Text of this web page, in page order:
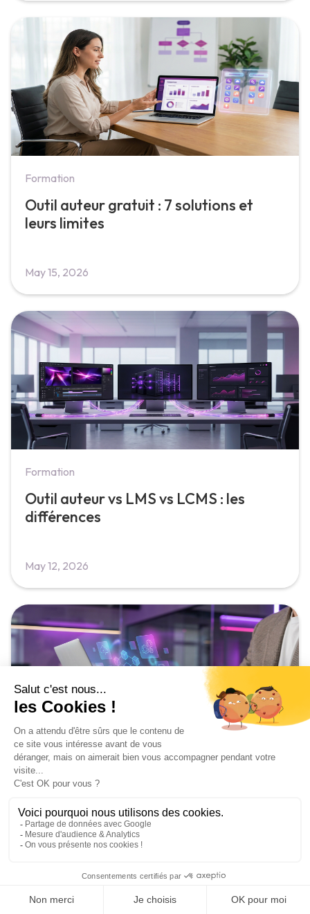
Formation
Outil auteur gratuit : 7 solutions et
leurs limites
May 15, 2026
Formation
Outil auteur vs LMS vs LCMS : les
différences
May 12, 2026
Formation
Outil auteur : définition, types et
usages